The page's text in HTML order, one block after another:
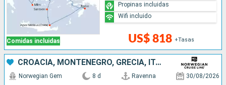
Comidas incluidas US$ 818 +Tasas
Propinas incluidas
Wifi incluido
CROACIA, MONTENEGRO, GRECIA, ITALIA
Norwegian Gem 8 d Ravenna 30/08/2026